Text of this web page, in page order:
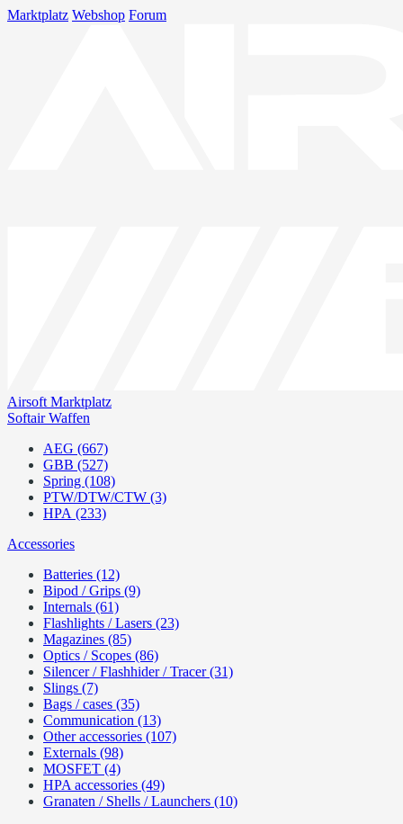
Marktplatz Webshop Forum
Airsoft Marktplatz
Softair Waffen
AEG (667)
GBB (527)
Spring (108)
PTW/DTW/CTW (3)
HPA (233)
Accessories
Batteries (12)
Bipod / Grips (9)
Internals (61)
Flashlights / Lasers (23)
Magazines (85)
Optics / Scopes (86)
Silencer / Flashhider / Tracer (31)
Slings (7)
Bags / cases (35)
Communication (13)
Other accessories (107)
Externals (98)
MOSFET (4)
HPA accessories (49)
Granaten / Shells / Launchers (10)